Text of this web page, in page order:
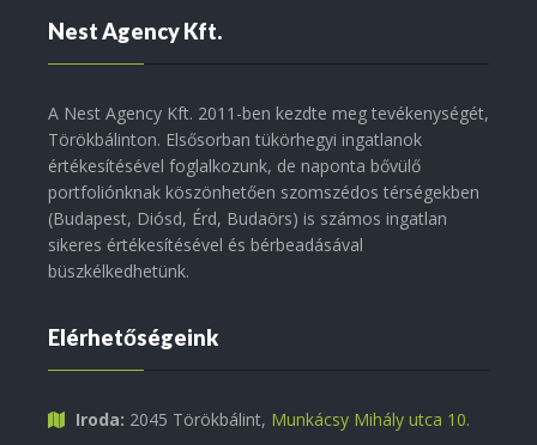
Nest Agency Kft.
A Nest Agency Kft. 2011-ben kezdte meg tevékenységét,
Törökbálinton. Elsősorban tükörhegyi ingatlanok
értékesítésével foglalkozunk, de naponta bővülő
portfoliónknak köszönhetően szomszédos térségekben
(Budapest, Diósd, Érd, Budaörs) is számos ingatlan
sikeres értékesítésével és bérbeadásával
büszkélkedhetünk.
Elérhetőségeink
Iroda: 2045 Törökbálint, Munkácsy Mihály utca 10.